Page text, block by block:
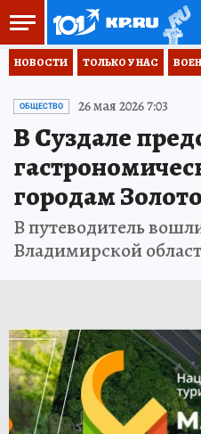
НОВОСТИ ТОЛЬКО У НАС
ОБЩЕСТВО 26 мая 2026 7:03
В Суздале
городам
В путеводитель
Владимирской